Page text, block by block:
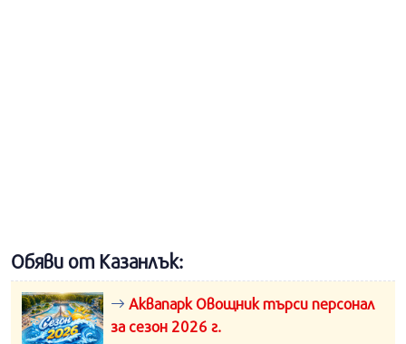
Обяви от Казанлък:
Аквапарк Овощник търси персонал
за сезон 2026 г.